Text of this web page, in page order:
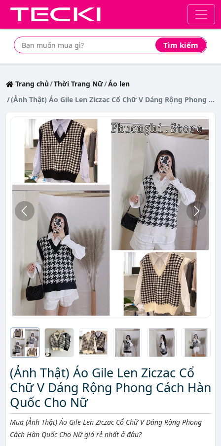
Tìm kiếm
Tìm mua sản phẩm giá rẻ nhất
Trang chủ Thời Trang Nữ Áo len
(Ảnh Thật) Áo Gile Len Ziczac Cổ Chữ V Dáng Rộng Phong Cách Hàn Quốc Cho Nữ
(Ảnh Thật) Áo Gile Len Ziczac Cổ
Chữ V Dáng Rộng Phong Cách Hàn
Quốc Cho Nữ
Mô tả ngắn
Mua (Ảnh Thật) Áo Gile Len Ziczac Cổ Chữ V Dáng Rộng Phong
Cách Hàn Quốc Cho Nữ giá rẻ nhất ở đâu?